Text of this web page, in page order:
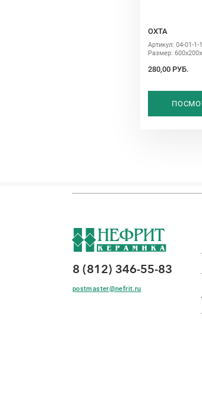
ОХТА
Артикул: 04-01-1-
Размер:
280,00 РУБ.
8 (812) 346-55-83
postmaster@nefrit.ru